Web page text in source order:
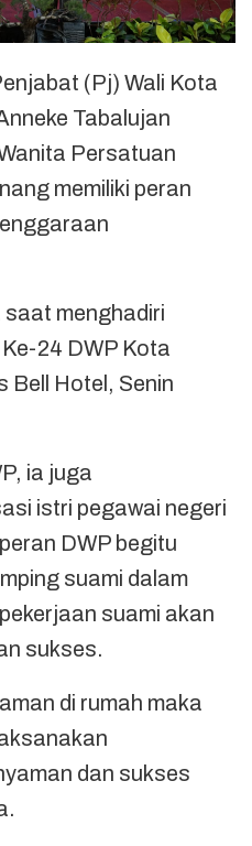
(Pj) Wali Kota
Tabalujan
Persatuan
memiliki peran
saat menghadiri
24 DWP Kota
Bell Hotel, Senin
ia juga
istri pegawai negeri
DWP begitu
suami dalam
suami akan
sukses.
di rumah maka
dan sukses